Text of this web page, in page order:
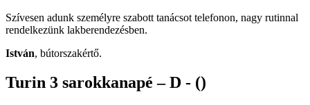
Szívesen adunk személyre szabott tanácsot telefonon, nagy rutinnal
rendelkezünk lakberendezésben.
István, bútorszakértő.
Turin 3 sarokkanapé – D - ()